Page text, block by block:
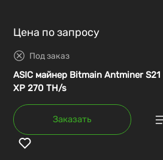
Цена по запросу
Под заказ
ASIC майнер Bitmain Antminer S21
XP 270 TH/s
Заказать